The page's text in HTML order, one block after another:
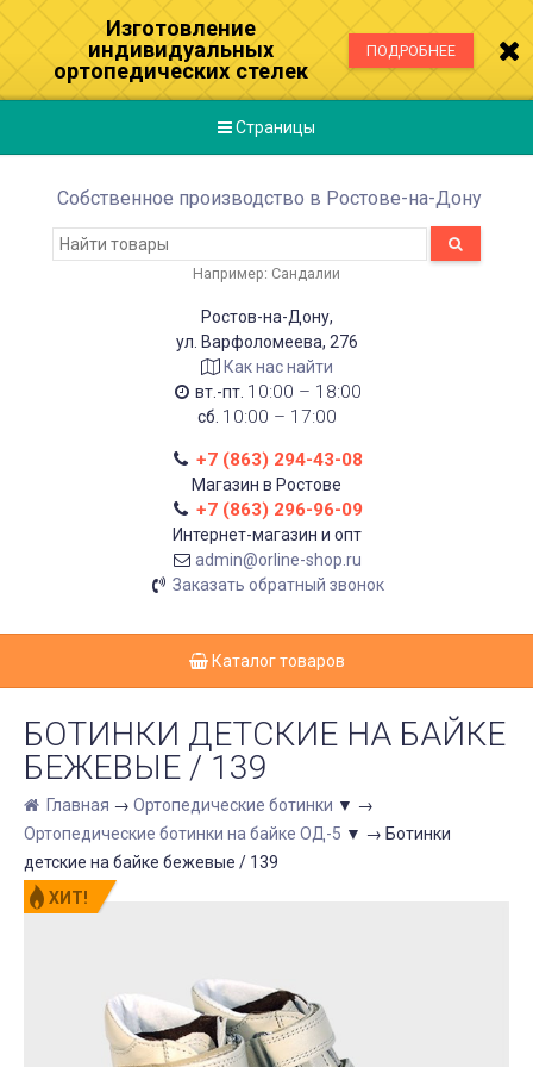
Изготовление
индивидуальных
ортопедических стелек
ПОДРОБНЕЕ
Страницы
Собственное производство в Ростове-на-Дону
Например: Сандалии
Ростов-на-Дону,
ул. Варфоломеева, 276
Как нас найти
вт.-пт. 10:00 – 18:00
сб. 10:00 – 17:00
+7 (863) 294-43-08
Магазин в Ростове
+7 (863) 296-96-09
Интернет-магазин и опт
admin@orline-shop.ru
Заказать обратный звонок
Каталог товаров
БОТИНКИ ДЕТСКИЕ НА БАЙКЕ
БЕЖЕВЫЕ / 139
Главная → Ортопедические ботинки ▼ →
Ортопедические ботинки на байке ОД-5 ▼ → Ботинки
детские на байке бежевые / 139
ХИТ!